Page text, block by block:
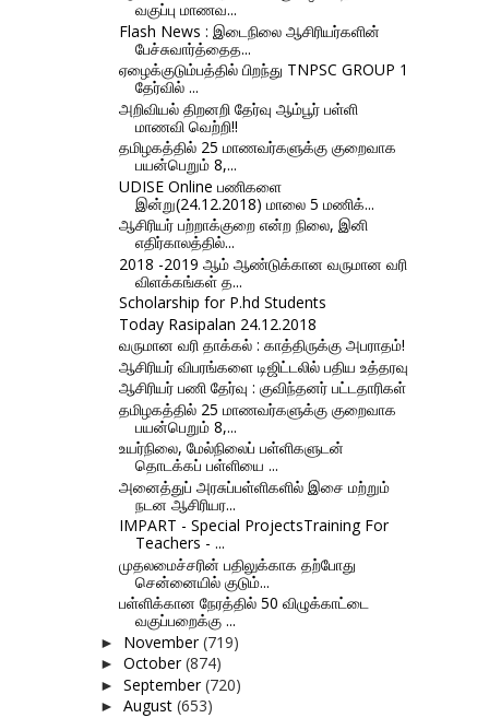
வகுப்பு மாணவ...
Flash News : இடைநிலை ஆசிரியர்களின்
பேச்சுவார்த்தைத...
ஏழைக்குடும்பத்தில் பிறந்து TNPSC GROUP 1
தேர்வில் ...
அறிவியல் திறனறி தேர்வு ஆம்பூர் பள்ளி
மாணவி வெற்றி!!
தமிழகத்தில் 25 மாணவர்களுக்கு குறைவாக
பயன்பெறும் 8,...
UDISE Online பணிகளை
இன்று(24.12.2018) மாலை 5 மணிக்...
ஆசிரியர் பற்றாக்குறை என்ற நிலை, இனி
எதிர்காலத்தில்...
2018 -2019 ஆம் ஆண்டுக்கான வருமான வரி
விளக்கங்கள் த...
Scholarship for P.hd Students
Today Rasipalan 24.12.2018
வருமான வரி தாக்கல் : காத்திருக்கு அபராதம்!
ஆசிரியர் விபரங்களை டிஜிட்டலில் பதிய உத்தரவு
ஆசிரியர் பணி தேர்வு : குவிந்தனர் பட்டதாரிகள்
தமிழகத்தில் 25 மாணவர்களுக்கு குறைவாக
பயன்பெறும் 8,...
உயர்நிலை, மேல்நிலைப் பள்ளிகளுடன்
தொடக்கப் பள்ளியை ...
அனைத்துப் அரசுப்பள்ளிகளில் இசை மற்றும்
நடன ஆசிரியர...
IMPART - Special ProjectsTraining For
Teachers - ...
முதலமைச்சரின் பதிலுக்காக தற்போது
சென்னையில் குடும்...
பள்ளிக்கான நேரத்தில் 50 விழுக்காட்டை
வகுப்பறைக்கு ...
► November(719)
► October(874)
► September(720)
► August (653)